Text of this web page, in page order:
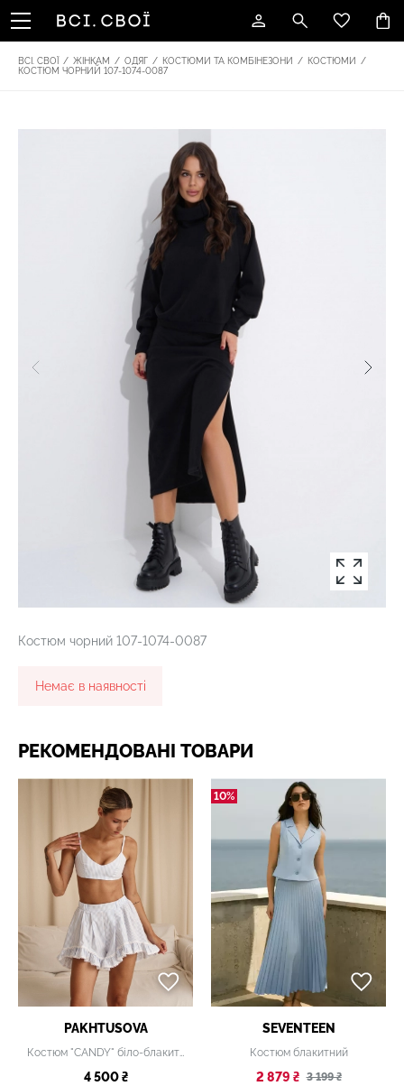
ВСІ. СВОЇ / ЖІНКАМ / ОДЯГ / КОСТЮМИ ТА КОМБІНЕЗОНИ / КОСТЮМИ
/
КОСТЮМ ЧОРНИЙ 107-1074-0087
Костюм чорний 107-1074-0087
Немає в наявності
РЕКОМЕНДОВАНІ ТОВАРИ
PAKHTUSOVA
Костюм "CANDY" біло-блакитний
4 500 ₴
10%
SEVENTEEN
Костюм блакитний
2 879 ₴ 3 199 ₴